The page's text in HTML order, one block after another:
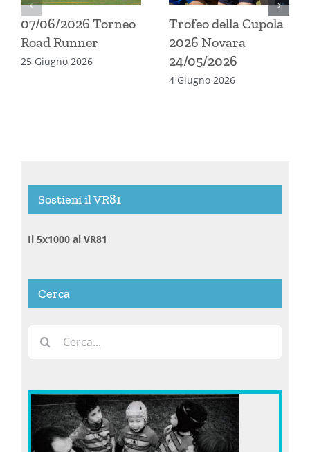
07/06/2026 Torneo
Road Runner
25 Giugno 2026
Trofeo della Cupola
2026 Novara
24/05/2026
4 Giugno 2026
Sostieni il VR81
Il 5x1000 al VR81
Cerca
per: